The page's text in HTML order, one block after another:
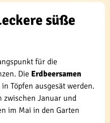
süße
für die
Die Erdbeersamen
Töpfen ausgesät werden.
zwischen Januar und
im Mai in den Garten